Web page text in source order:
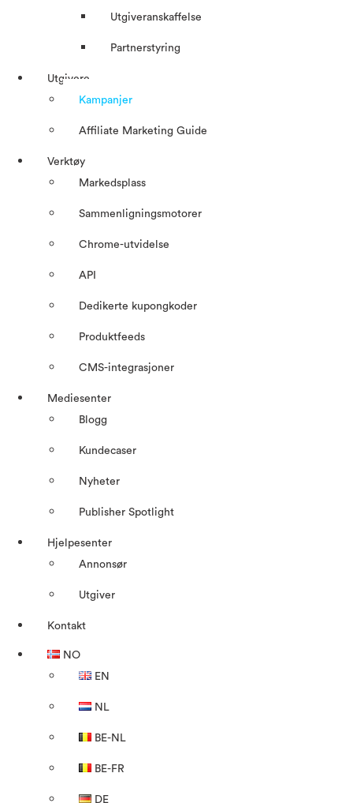
Utgiveranskaffelse
Partnerstyring
Utgivere
Kampanjer
Affiliate Marketing Guide
Verktøy
Markedsplass
Sammenligningsmotorer
Chrome-utvidelse
API
Dedikerte kupongkoder
Produktfeeds
CMS-integrasjoner
Mediesenter
Blogg
Kundecaser
Nyheter
Publisher Spotlight
Hjelpesenter
Annonsør
Utgiver
Kontakt
NO
EN
NL
BE-NL
BE-FR
DE